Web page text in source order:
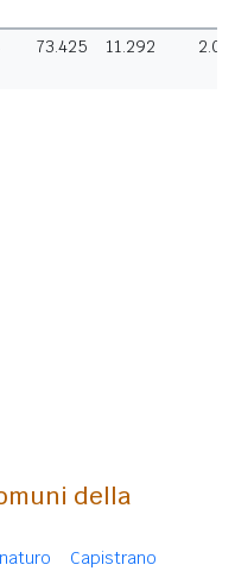
73.425 11.292
della
Capistrano